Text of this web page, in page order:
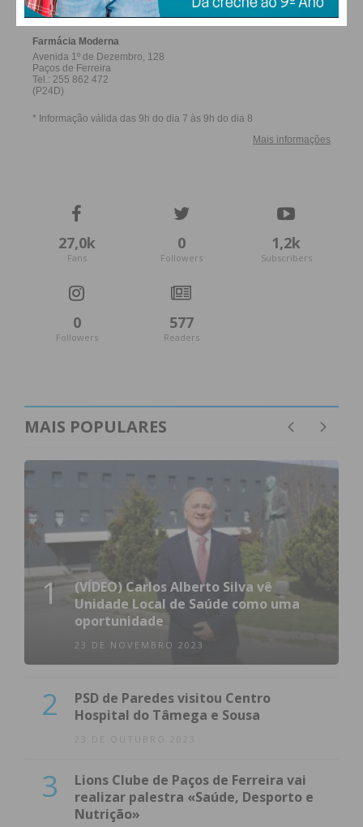
27,0k
Fans
0
Followers
1,2k
Subscribers
0
Followers
577
Readers
MAIS POPULARES
1
(VÍDEO) Carlos Alberto Silva vê
Unidade Local de Saúde como uma
oportunidade
23 DE NOVEMBRO 2023
2
PSD de Paredes visitou Centro
Hospital do Tâmega e Sousa
23 DE OUTUBRO 2023
3
Lions Clube de Paços de Ferreira vai
realizar palestra «Saúde, Desporto e
Nutrição»